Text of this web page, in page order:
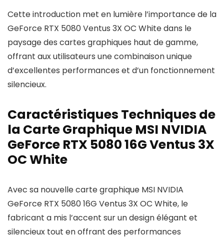
Cette introduction met en lumière l’importance de la
GeForce RTX 5080 Ventus 3X OC White dans le
paysage des cartes graphiques haut de gamme,
offrant aux utilisateurs une combinaison unique
d’excellentes performances et d’un fonctionnement
silencieux.
Caractéristiques Techniques de
la Carte Graphique MSI NVIDIA
GeForce RTX 5080 16G Ventus 3X
OC White
Avec sa nouvelle carte graphique MSI NVIDIA
GeForce RTX 5080 16G Ventus 3X OC White, le
fabricant a mis l’accent sur un design élégant et
silencieux tout en offrant des performances